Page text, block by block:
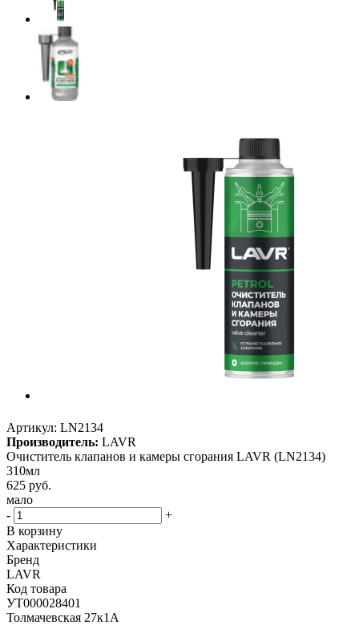
Артикул: LN2134
Производитель: LAVR
Очиститель клапанов и камеры сгорания LAVR (LN2134)
310мл
625 руб.
мало
-
+
В корзину
Характеристики
Бренд
LAVR
Код товара
УТ000028401
Толмачевская 27к1А